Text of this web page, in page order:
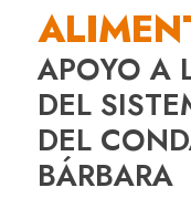
APOYO A
DEL
DEL
BÁRBARA